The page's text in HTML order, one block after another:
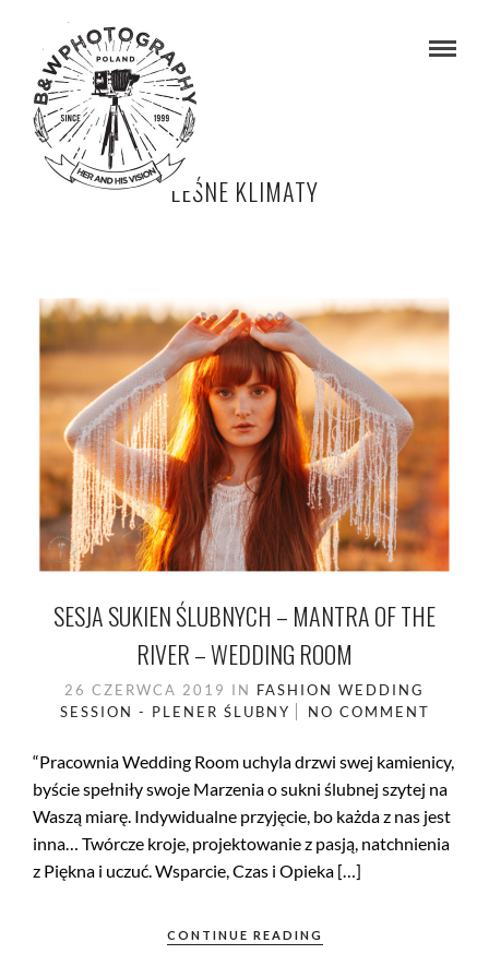
LEŚNE KLIMATY
SESJA SUKIEN ŚLUBNYCH – MANTRA OF THE
RIVER – WEDDING ROOM
26 CZERWCA 2019 IN FASHION WEDDING
SESSION - PLENER ŚLUBNY
NO COMMENT
“Pracownia Wedding Room uchyla drzwi swej kamienicy,
byście spełniły swoje Marzenia o sukni ślubnej szytej na
Waszą miarę. Indywidualne przyjęcie, bo każda z nas jest
inna… Twórcze kroje, projektowanie z pasją, natchnienia
z Piękna i uczuć. Wsparcie, Czas i Opieka […]
CONTINUE READING